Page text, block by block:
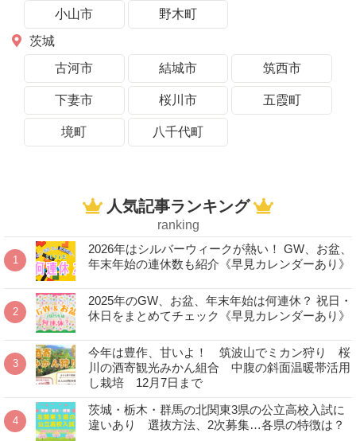
小山市
野木町
茨城
古河市
結城市 筑西市
下妻市 桜川市 五霞町
境町 八千代町
人気記事ランキング
ranking
2026年はシルバーウィークが熱い！ GW、お盆、
年末年始の連休数も紹介《早見カレンダーあり》
2025年のGW、お盆、年末年始は何連休？ 祝日・
休日をまとめてチェック《早見カレンダーあり》
今年は豊作、甘いよ！ 筑波山でミカン狩り 桜
川の酒寄観光みかん組合 中腹の斜面温暖帯活用
し栽培 12月7日まで
茨城・栃木・群馬の北関東3県の公立高校入試に
違いあり 選抜方法、2次募集…各県の特徴は？